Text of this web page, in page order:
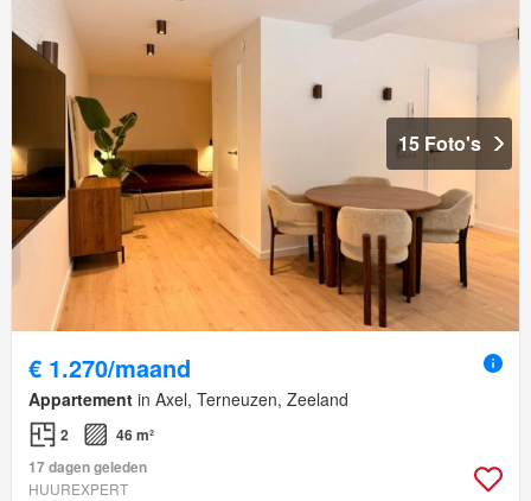
15 Foto's
€ 1.270/maand
Appartement in Axel, Terneuzen, Zeeland
2
46 m²
17 dagen geleden
HUUREXPERT